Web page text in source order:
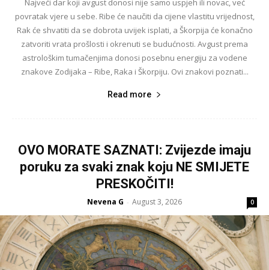
Najveći dar koji avgust donosi nije samo uspjeh ili novac, već
povratak vjere u sebe. Ribe će naučiti da cijene vlastitu vrijednost,
Rak će shvatiti da se dobrota uvijek isplati, a Škorpija će konačno
zatvoriti vrata prošlosti i okrenuti se budućnosti. Avgust prema
astrološkim tumačenjima donosi posebnu energiju za vodene
znakove Zodijaka – Ribe, Raka i Škorpiju. Ovi znakovi poznati...
Read more
OVO MORATE SAZNATI: Zvijezde imaju
poruku za svaki znak koju NE SMIJETE
PRESKOČITI!
Nevena G - August 3, 2026 0